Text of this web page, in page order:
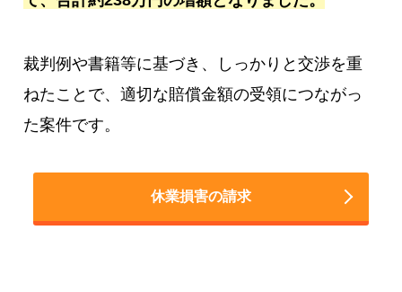
裁判例や書籍等に基づき、しっかりと交渉を重
ねたことで、適切な賠償金額の受領につながっ
た案件です。
休業損害の請求